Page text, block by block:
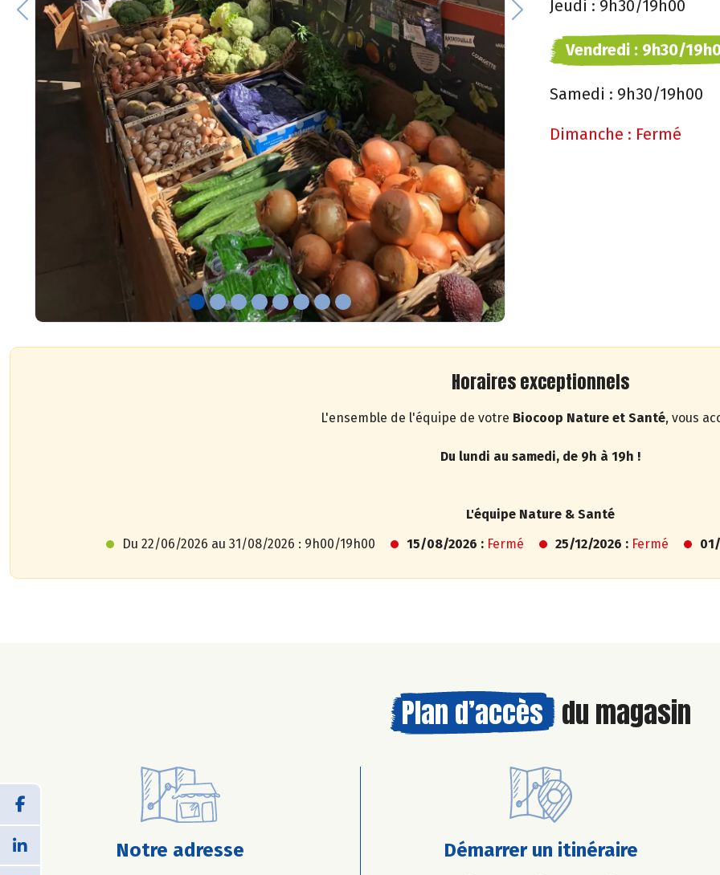
Previous Next
Jeudi : 9h30/19h00
Vendredi : 9h30/
Samedi : 9h30/19h00
Dimanche : Fermé
Horaires exceptionnels
L'ensemble de l'équipe de votre Biocoop Nature et Santé, vous
Du lundi au samedi, de 9h à 19h !
L'équipe Nature & Santé
Du 22/06/2026 au 31/08/2026 : 9h00/19h00 15/08/2026 : Fermé 25/12/2026 : Fermé
Plan d’accès du magasin
Notre adresse Démarrer un itinéraire